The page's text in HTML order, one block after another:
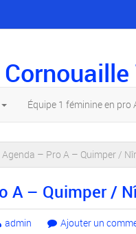
Équipe 1 féminine en pro
Agenda – Pro A – Quimper /
A – Quimper /
admin Ajouter un